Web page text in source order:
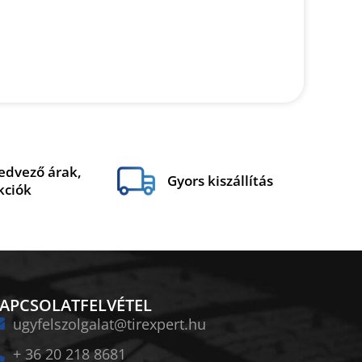
árak,
Gyors kiszállítás
ugyfelszolgalat@tirexpert.hu
+ 36 20 218 8681